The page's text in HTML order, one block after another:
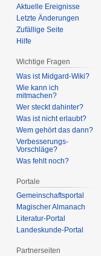
Aktuelle Ereignisse
Letzte Änderungen
Zufällige Seite
Hilfe
Wichtige Fragen
Was ist Midgard-Wiki?
Wie kann ich
mitmachen?
Wer steckt dahinter?
Was ist nicht erlaubt?
Wem gehört das dann?
Verbesserungs-
Vorschläge?
Was fehlt noch?
Portale
Gemeinschafts­portal
Magischer Almanach
Literatur-Portal
Landeskunde-Portal
Partnerseiten